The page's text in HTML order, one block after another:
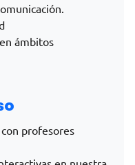
ámbitos
profesores